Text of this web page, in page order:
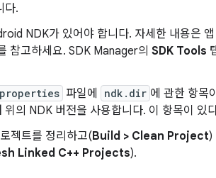
다.
NDK가 있어야 합니다. 자세한 내용은
참고하세요. SDK Manager의 SDK Tools
파일에 ndk.dir 에 관한 항목이
위의 NDK 버전을 사용합니다. 이 항목이 있
젝트를 정리하고(Build > Clean Project)
Linked C++ Projects).